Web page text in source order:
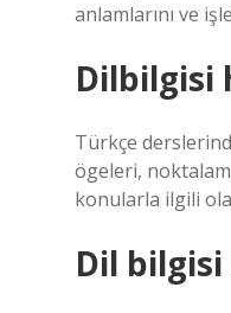
anlamlarını ve
Dilbilgisi
Türkçe
ögeleri,
konularla ilgili
Dil bilgisi